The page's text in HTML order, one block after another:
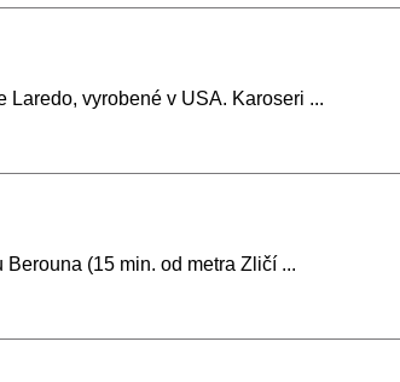
Laredo, vyrobené v USA. Karoseri ...
(15 min. od metra Zličí ...